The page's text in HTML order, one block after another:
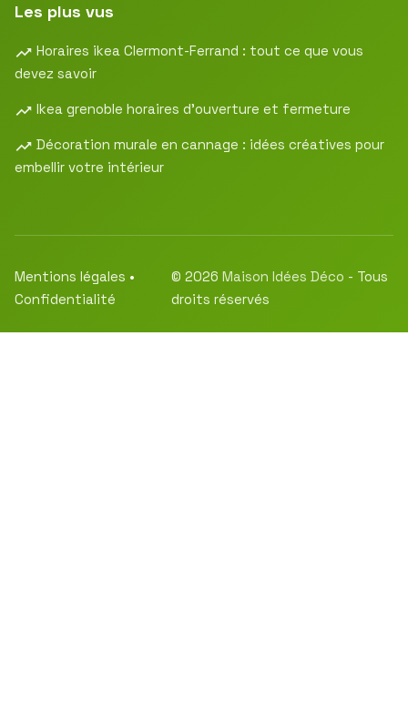
Les plus vus
Horaires ikea Clermont-Ferrand : tout ce que vous
devez savoir
Ikea grenoble horaires d’ouverture et fermeture
Décoration murale en cannage : idées créatives pour
embellir votre intérieur
Mentions légales •
Confidentialité
© 2026Maison Idées Déco - Tous
droits réservés